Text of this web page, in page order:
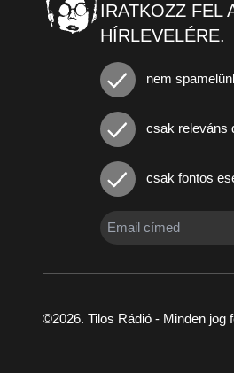
IRATKOZZ FEL
HÍRLEVELÉRE.
nem
csak releváns
csak fontos
©2026. Tilos Rádió - Minden jog